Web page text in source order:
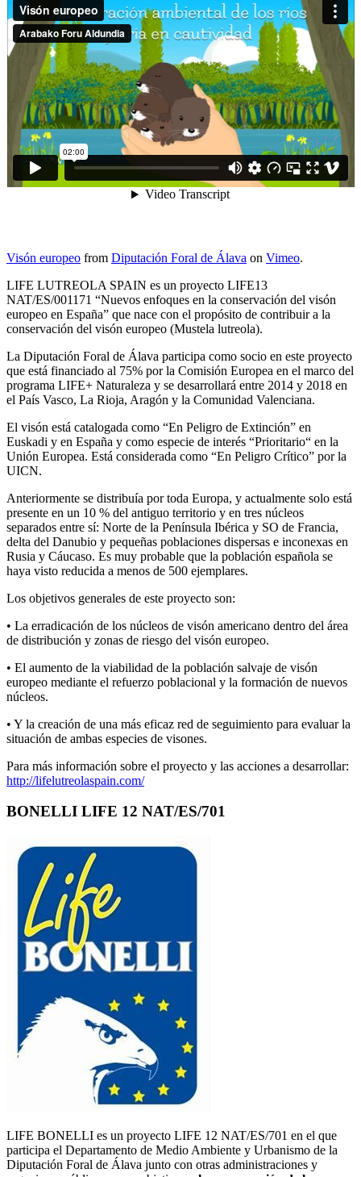
Visón europeo from Diputación Foral de Álava on Vimeo.
LIFE LUTREOLA SPAIN es un proyecto LIFE13
NAT/ES/001171 “Nuevos enfoques en la conservación del visón
europeo en España” que nace con el propósito de contribuir a la
conservación del visón europeo (Mustela lutreola).
La Diputación Foral de Álava participa como socio en este proyecto
que está financiado al 75% por la Comisión Europea en el marco del
programa LIFE+ Naturaleza y se desarrollará entre 2014 y 2018 en
el País Vasco, La Rioja, Aragón y la Comunidad Valenciana.
El visón está catalogada como “En Peligro de Extinción” en
Euskadi y en España y como especie de interés “Prioritario“ en la
Unión Europea. Está considerada como “En Peligro Crítico” por la
UICN.
Anteriormente se distribuía por toda Europa, y actualmente solo está
presente en un 10 % del antiguo territorio y en tres núcleos
separados entre sí: Norte de la Península Ibérica y SO de Francia,
delta del Danubio y pequeñas poblaciones dispersas e inconexas en
Rusia y Cáucaso. Es muy probable que la población española se
haya visto reducida a menos de 500 ejemplares.
Los objetivos generales de este proyecto son:
• La erradicación de los núcleos de visón americano dentro del área
de distribución y zonas de riesgo del visón europeo.
• El aumento de la viabilidad de la población salvaje de visón
europeo mediante el refuerzo poblacional y la formación de nuevos
núcleos.
• Y la creación de una más eficaz red de seguimiento para evaluar la
situación de ambas especies de visones.
Para más información sobre el proyecto y las acciones a desarrollar:
http://lifelutreolaspain.com/
BONELLI LIFE 12 NAT/ES/701
LIFE BONELLI es un proyecto LIFE 12 NAT/ES/701 en el que
participa el Departamento de Medio Ambiente y Urbanismo de la
Diputación Foral de Álava junto con otras administraciones y